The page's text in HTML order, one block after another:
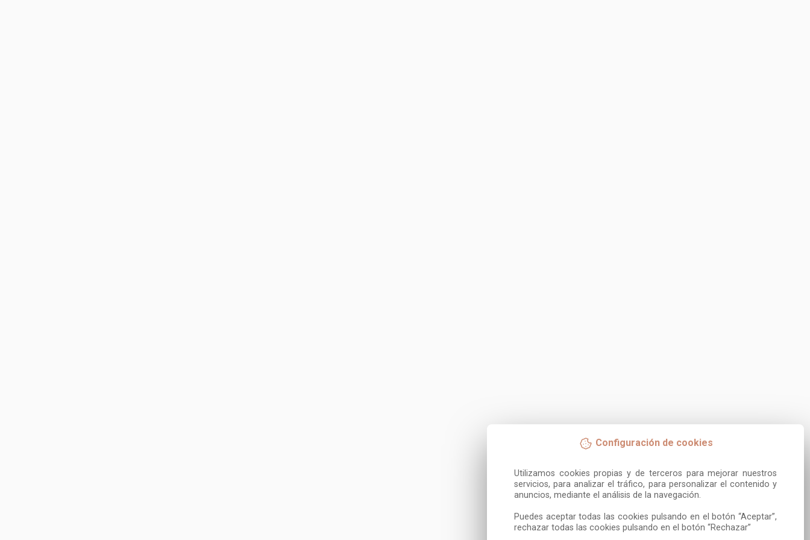
Configuración de cookies
Utilizamos cookies propias y de terceros para mejorar nuestros
servicios, para analizar el tráfico, para personalizar el contenido y
anuncios, mediante el análisis de la navegación.
Puedes aceptar todas las cookies pulsando en el botón “Aceptar”,
rechazar todas las cookies pulsando en el botón “Rechazar”